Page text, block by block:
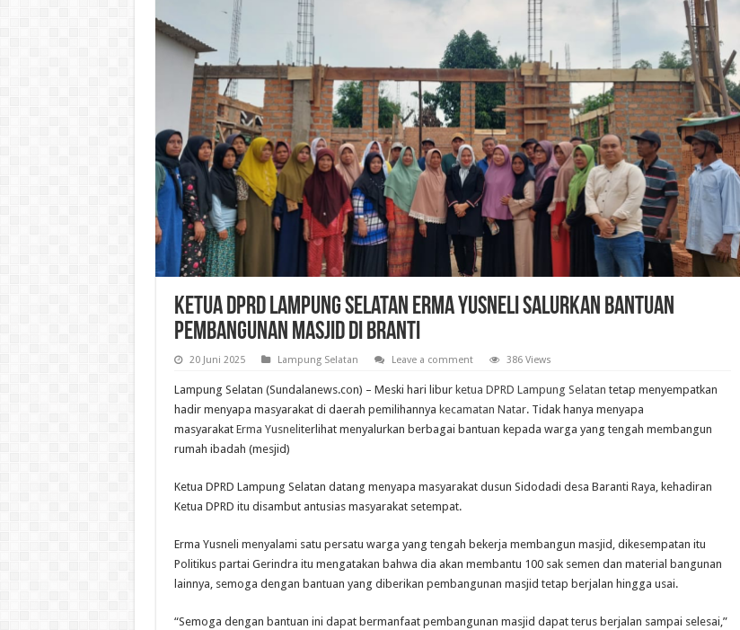
Ketua DPRD Lampung Selatan Erma Yusneli Salurkan Bantuan
Pembangunan Masjid di Branti
20 Juni 2025 Lampung Selatan Leave a comment 386 Views
Lampung Selatan (Sundalanews.con) – Meski hari libur ketua DPRD Lampung Selatan tetap menyempatkan
hadir menyapa masyarakat di daerah pemilihannya kecamatan Natar. Tidak hanya menyapa
masyarakat Erma Yusneliterlihat menyalurkan berbagai bantuan kepada warga yang tengah membangun
rumah ibadah (mesjid)
Ketua DPRD Lampung Selatan datang menyapa masyarakat dusun Sidodadi desa Baranti Raya, kehadiran
Ketua DPRD itu disambut antusias masyarakat setempat.
Erma Yusneli menyalami satu persatu warga yang tengah bekerja membangun masjid, dikesempatan itu
Politikus partai Gerindra itu mengatakan bahwa dia akan membantu 100 sak semen dan material bangunan
lainnya, semoga dengan bantuan yang diberikan pembangunan masjid tetap berjalan hingga usai.
“Semoga dengan bantuan ini dapat bermanfaat pembangunan masjid dapat terus berjalan sampai selesai,”